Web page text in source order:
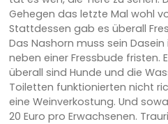
Gehegen das letzte Mal wohl
Stattdessen gab es überall
Das Nashorn muss sein
neben einer Fressbude fristen.
überall sind Hunde und die
Toiletten funktionierten nicht
eine Weinverkostung. Und
20 Euro pro Erwachsenen.